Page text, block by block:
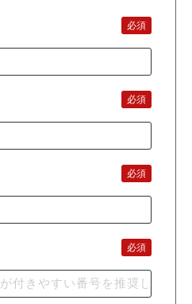
必須
必須
必須
必須